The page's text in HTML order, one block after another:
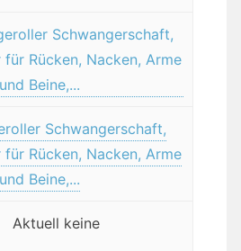
Schwangerschaft,
für Rücken, Nacken, Arme
und Beine,...
Aktuell keine